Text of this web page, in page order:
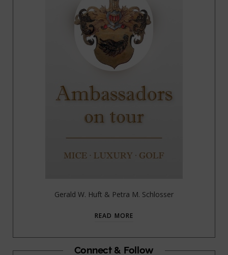
Gerald W. Huft & Petra M. Schlosser
READ MORE
Connect & Follow